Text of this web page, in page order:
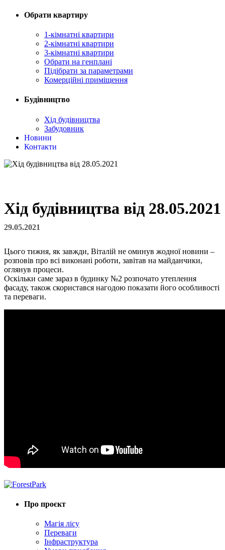
Обрати квартиру
1-кімнатні квартири
2-кімнатні квартири
3-кімнатні квартири
Обрати на генплані
Підібрати за параметрами
Комерційні приміщення
Будівництво
Хід будівництва
Забудовник
Новини
Контакти
Хід будівництва від 28.05.2021
29.05.2021
Цього тижня, як завжди, Віталій не оминув жодної новини –
розповів про всі виконані роботи, завітав на майданчики,
оглянув процеси.
Оскільки саме зараз в будинку №2 розпочато утеплення
фасаду, також скористався нагодою показати його особливості
та переваги.
Про проєкт
Магія лісу
Переваги
Інфраструктура